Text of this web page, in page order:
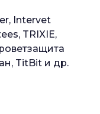
Intervet
TRIXIE,
TitBit и др.